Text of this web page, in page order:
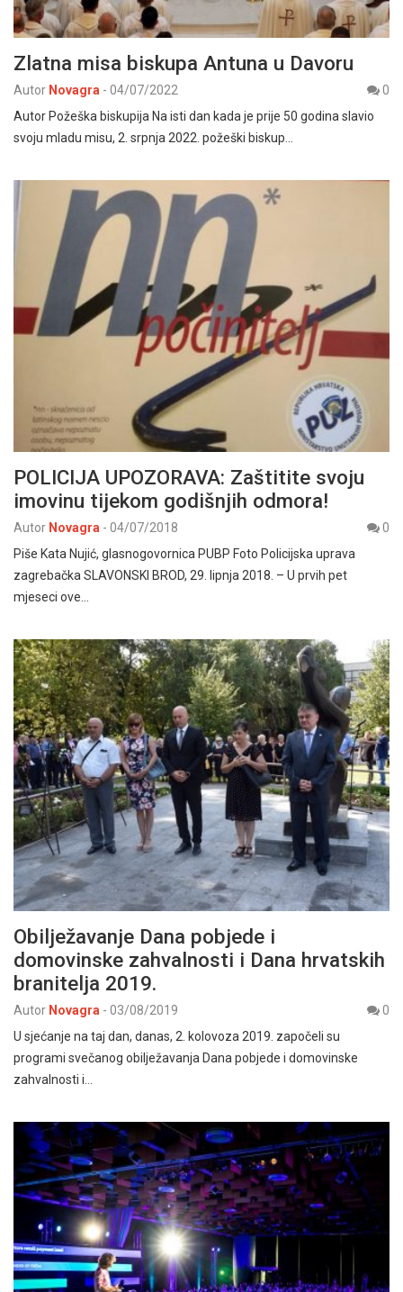
Zlatna misa biskupa Antuna u Davoru
Autor Novagra - 04/07/2022
0
Autor Požeška biskupija Na isti dan kada je prije 50 godina slavio
svoju mladu misu, 2. srpnja 2022. požeški biskup…
POLICIJA UPOZORAVA: Zaštitite svoju
imovinu tijekom godišnjih odmora!
Autor Novagra - 04/07/2018
0
Piše Kata Nujić, glasnogovornica PUBP Foto Policijska uprava
zagrebačka SLAVONSKI BROD, 29. lipnja 2018. – U prvih pet
mjeseci ove…
Obilježavanje Dana pobjede i
domovinske zahvalnosti i Dana hrvatskih
branitelja 2019.
Autor Novagra - 03/08/2019
0
U sjećanje na taj dan, danas, 2. kolovoza 2019. započeli su
programi svečanog obilježavanja Dana pobjede i domovinske
zahvalnosti i…